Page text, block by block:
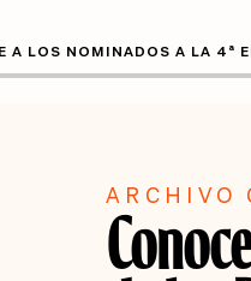
A LOS NOMINADOS A LA 4ª
ARCHIVO